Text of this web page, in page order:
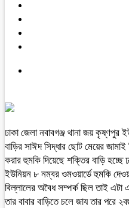
ঢাকা জেলা নবাবগঞ্জ থানা জয় কৃষ্ণপুর
বাড়ির সাঈদ সিদ্ধার ছোট মেয়ের
করার হুমকি দিয়েছে শক্তির বাড়ি হচ্ছে
ইউনিয়ন ৮ নম্বর ওমওয়ার্ডে হুমকি
বিল্লালের অবৈধ সম্পর্ক ছিল তাই এটা
তার বাবার বাড়িতে চলে জায তার পরে